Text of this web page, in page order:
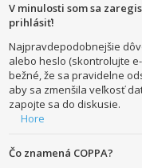
V minulosti som sa
prihlásiť!
Najpravdepodobnejšie
alebo heslo (skontrolujte
bežné, že sa pravidelne
aby sa zmenšila veľkosť
zapojte sa do diskusie.
Hore
Čo znamená COPPA?